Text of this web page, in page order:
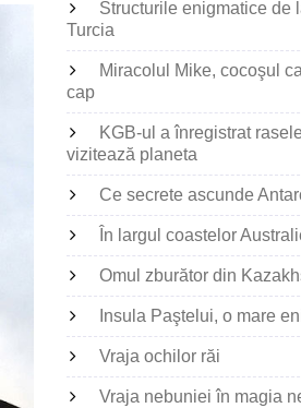
Structurile enigmatice de
Turcia
Miracolul Mike, cocoşul
cap
KGB-ul a înregistrat
vizitează planeta
Ce secrete ascunde
În largul coastelor
Omul zburător din
Insula Paştelui, o mare
Vraja ochilor răi
Vraja nebuniei în magia